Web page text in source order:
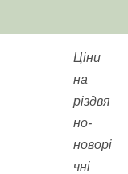
Ціни
на
різдвя
но-
новорі
чні